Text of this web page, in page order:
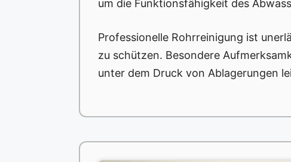
um die Funktionsfähigkeit des
Professionelle Rohrreinigung ist
zu schützen. Besondere
unter dem Druck von Ablagerungen